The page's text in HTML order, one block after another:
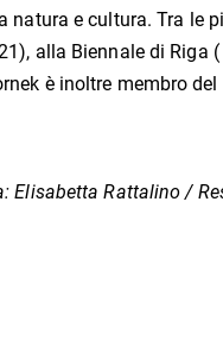
natura e cultura. Tra le
alla Biennale di Riga
è inoltre membro
Elisabetta Rattalino /